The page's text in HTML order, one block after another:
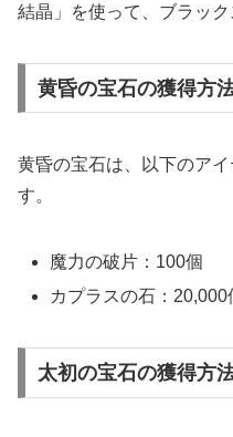
結晶」を使って、ブラッ
黄昏の宝石の獲得方
黄昏の宝石は、以下のア
す。
魔力の破片：100個
カプラスの石：20,000
太初の宝石の獲得方